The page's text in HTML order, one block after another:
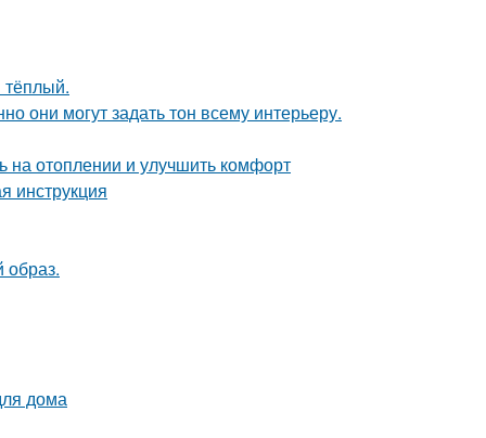
тёплый.
они могут задать тон всему интерьеру.
на отоплении и улучшить комфорт
инструкция
образ.
дома